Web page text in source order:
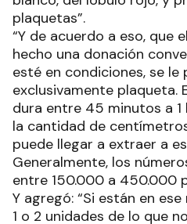
plaquetas”.
“Y de acuerdo a eso, que
hecho una donación
esté en condiciones, se le
exclusivamente plaqueta.
dura entre 45 minutos a
la cantidad de
puede llegar a extraer a
Generalmente, los
entre 150.000 a 450.000
Y agregó: “Si están en
1 o 2 unidades de lo que